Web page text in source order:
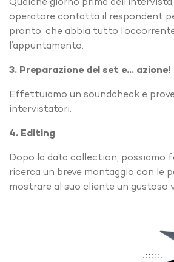
Qualche giorno prima
operatore contatta il respondent
pronto, che abbia tutto
l’appuntamento.
3. Preparazione del set e… azione!
Effettuiamo un soundcheck e
intervistatori.
4. Editing
Dopo la data collection, possiamo
ricerca un breve montaggio con le
mostrare al suo cliente un gustoso